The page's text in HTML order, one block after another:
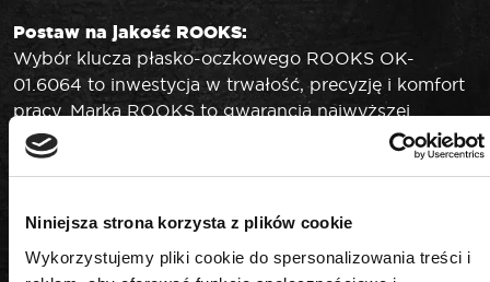
Niniejsza strona korzysta z plików cookie
Wykorzystujemy pliki cookie do spersonalizowania treści i
Postaw na jakość ROOKS:
Wybór klucza płasko-oczkowego ROOKS OK-
01.6064 to inwestycja w trwałość, precyzję i komfort
pracy. Marka ROOKS to gwarancja najwyższej
jakości, innowacyjnych rozwiązań oraz wsparcia
technicznego dla najbardziej wymagających
sprawiają, że narzędzie spełnia oczekiwania